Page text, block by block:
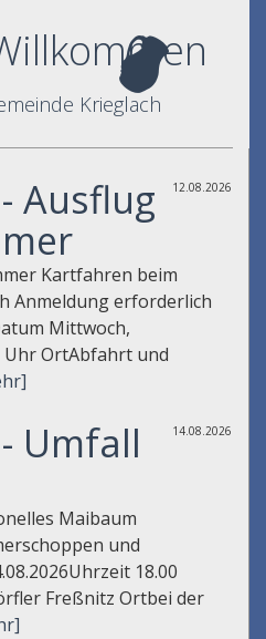
Krieglach
12.08.2026
Ausflug
Kartfahren beim
Anmeldung erforderlich
Mittwoch,
Uhr OrtAbfahrt und
14.08.2026
Umfall
Maibaum
und
18.00
Freßnitz Ortbei der